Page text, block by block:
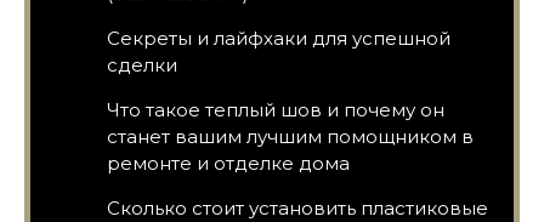
Секреты и лайфхаки для успешной
сделки
Что такое теплый шов и почему он
станет вашим лучшим помощником в
ремонте и отделке дома
Сколько стоит установить пластиковые